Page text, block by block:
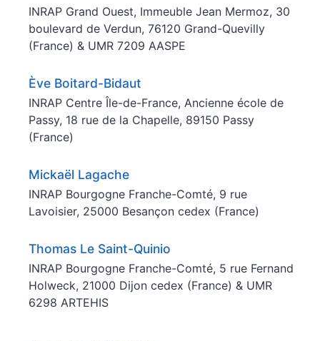
INRAP Grand Ouest, Immeuble Jean Mermoz, 30
boulevard de Verdun, 76120 Grand-Quevilly
(France) & UMR 7209 AASPE
Ève Boitard-Bidaut
INRAP Centre Île-de-France, Ancienne école de
Passy, 18 rue de la Chapelle, 89150 Passy
(France)
Mickaël Lagache
INRAP Bourgogne Franche-Comté, 9 rue
Lavoisier, 25000 Besançon cedex (France)
Thomas Le Saint-Quinio
INRAP Bourgogne Franche-Comté, 5 rue Fernand
Holweck, 21000 Dijon cedex (France) & UMR
6298 ARTEHIS